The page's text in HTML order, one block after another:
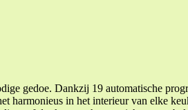
gedoe. Dankzij 19 automatische
in het interieur van elke